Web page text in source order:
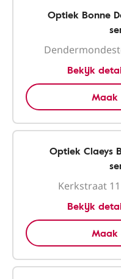
Optiek Bonne
Bekijk
Maak
Optiek Claeys
Kerkstraat
Bekijk
Maak